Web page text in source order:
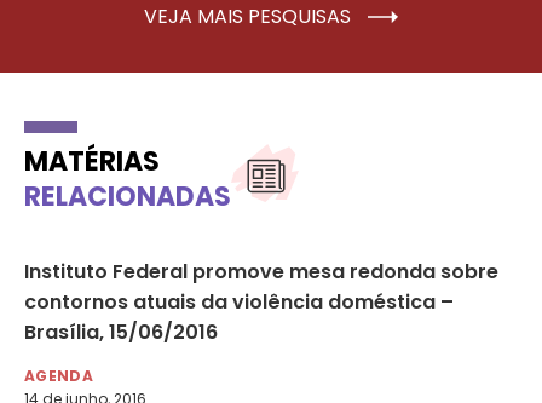
VEJA MAIS PESQUISAS
MATÉRIAS
RELACIONADAS
Instituto Federal promove mesa redonda sobre
contornos atuais da violência doméstica –
Brasília, 15/06/2016
AGENDA
14 de junho, 2016